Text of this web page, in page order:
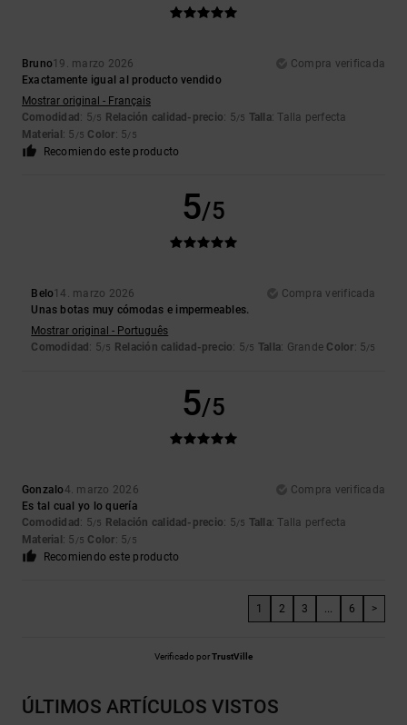
Bruno19. marzo 2026
Compra verificada
Exactamente igual al producto vendido
Mostrar original - Français
Comodidad : 5/5 Relación calidad-precio: 5/5 Talla: Talla perfecta
Material : 5 /5 Color: 5/5
Recomiendo este producto
5/5
Belo14. marzo 2026
Compra verificada
Unas botas muy cómodas e impermeables.
Mostrar original - Português
Comodidad : 5/5 Relación calidad-precio: 5/5 Talla: Grande Color: 5/5
5/5
Gonzalo4. marzo 2026
Compra verificada
Es tal cual yo lo quería
Comodidad : 5/5 Relación calidad-precio: 5/5 Talla: Talla perfecta
Material : 5 /5 Color: 5/5
Recomiendo este producto
1 2 3 ... 6 >
Verificado porTrustVille
ÚLTIMOS ARTÍCULOS VISTOS